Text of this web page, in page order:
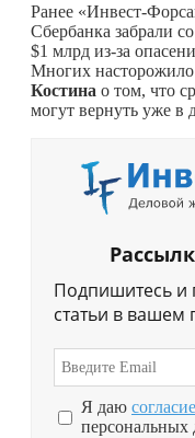
Ранее «Инвест-
Сбербанка забрали
$1 млрд из-за
Многих
Костина о том, что
могут вернуть уже в
Подпишитесь и
статьи в
Я даю согласие
персональных